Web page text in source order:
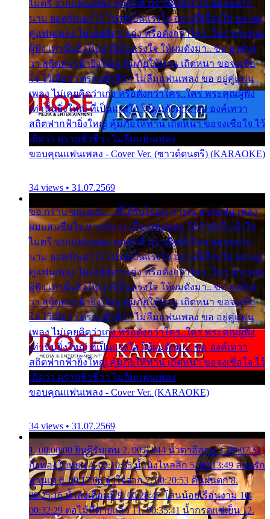
ไมตรี จากแฟนเพลง ทุกทุกที่ ปราณีหลั่งไหล ผมขอฝาก
นาม ยอดรักเอาไว้ โปรดเป็นแรงใจ อย่างนี้เรื่อยไป ขอ อยู่
คู่แฟนเพลง ไม่เคยคิดว่าเก่ง หรือดังกว่าใคร..ใคร พระคุณ
ผู้ฟัง เท่านั้นยิ่งใหญ่ ที่เป็นแรงใจ ให้ผมดังมา.. ขอ องค์เท
วา สถิตฟากฟ้ายิ่งใหญ่ คุ้มภัยให้ท่าน เถิดหนา ขอจงเชื่อ
ใจ ไว้เถิดว่า ตราบชั่วชีวา ไม่ลืมแฟนเพลง ขอ อยู่คู่แฟน
เพลง ไม่เคยคิดว่าเก่ง หรือดังกว่าใคร..ใคร พระคุณผู้ฟัง
เท่านั้นยิ่งใหญ่ ที่เป็นแรงใจ ให้ผมดังมา.. ขอ องค์เทวา
สถิตฟากฟ้ายิ่งใหญ่ คุ้มภัยให้ท่าน เถิดหนา ขอจงเชื่อใจ ไว้
เถิดว่า ตราบชั่วชีวา ไม่ลืมแฟนเพลง
ขอบคุณแฟนเพลง - Cover Ver. (ซาวด์ดนตรี) (KARAOKE)
34 views • 31.07.2569
ขอ กราบ ขอบคุณ.... ที่ได้รับไออุ่น การุณ จากแฟน เพลง
ผมแสนชื่นใจ หายวังเวง เมื่อแฟนเพลง ให้กำลังใจ น้ำใจ
ไมตรี จากแฟนเพลง ทุกทุกที่ ปราณีหลั่งไหล ผมขอฝาก
นาม ยอดรักเอาไว้ โปรดเป็นแรงใจ อย่างนี้เรื่อยไป ขอ อยู่
คู่แฟนเพลง ไม่เคยคิดว่าเก่ง หรือดังกว่าใคร..ใคร พระคุณ
ผู้ฟัง เท่านั้นยิ่งใหญ่ ที่เป็นแรงใจ ให้ผมดังมา.. ขอ องค์เท
วา สถิตฟากฟ้ายิ่งใหญ่ คุ้มภัยให้ท่าน เถิดหนา ขอจงเชื่อ
ใจ ไว้เถิดว่า ตราบชั่วชีวา ไม่ลืมแฟนเพลง ขอ อยู่คู่แฟน
เพลง ไม่เคยคิดว่าเก่ง หรือดังกว่าใคร..ใคร พระคุณผู้ฟัง
เท่านั้นยิ่งใหญ่ ที่เป็นแรงใจ ให้ผมดังมา.. ขอ องค์เทวา
สถิตฟากฟ้ายิ่งใหญ่ คุ้มภัยให้ท่าน เถิดหนา ขอจงเชื่อใจ ไว้
เถิดว่า ตราบชั่วชีวา ไม่ลืมแฟนเพลง
ขอบคุณแฟนเพลง - Cover Ver. (KARAOKE)
34 views • 31.07.2569
1. 00:00:00 ยินดีรับเดน 2. 00:03:44 น้ำตาอีสาน 3. 00:07:51
กิ่งทองใบหยก 4. 00:10:35 น้ำนิ่งไหลลึก 5. 00:13:49 ลานรัก
ลานเท 6. 00:17:06 จำใจจาก 7. 00:20:53 คืนฝนตก 8.
00:25:16 น้ำลงเดือนยี่ 9. 00:28:47 โสนน้อยเรือนงาม 10.
00:32:29 ตอไม้ที่ตายแล้ว 11. 00:35:41 น้ำกรดแช่เย็น 12.